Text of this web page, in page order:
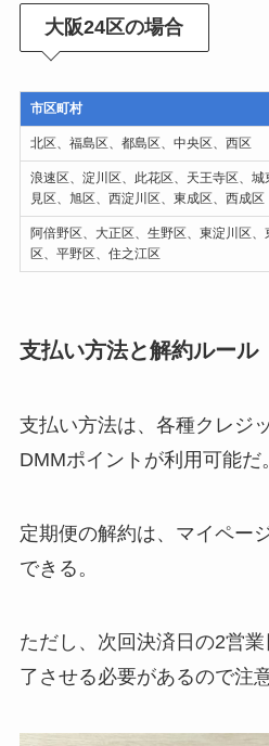
大阪24区の場合
市区町村
北区、福島区、都島区、中央区、西区
浪速区、淀川区、此花区、天王寺区、城
見区、旭区、西淀川区、東成区、西成区
阿倍野区、大正区、生野区、東淀川区、
区、平野区、住之江区
支払い方法と解約ルール
支払い方法は、各種クレジ
DMMポイントが利用可能だ。
定期便の解約は、マイペー
できる。
ただし、次回決済日の2営
了させる必要があるので注